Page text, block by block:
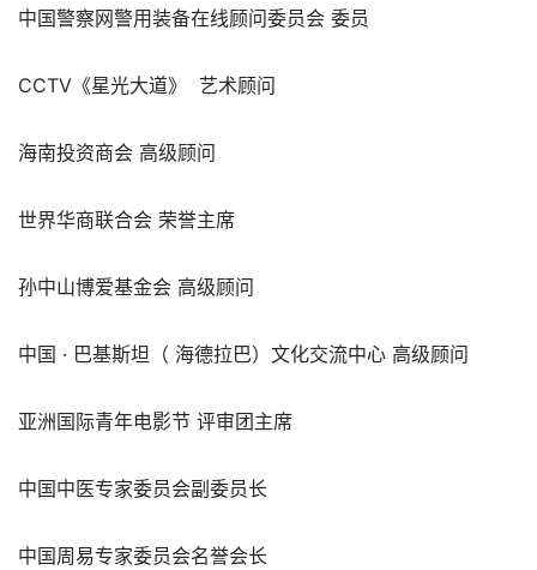
中国警察网警用装备在线顾问委员会 委员
CCTV《星光大道》  艺术顾问
海南投资商会 高级顾问
世界华商联合会 荣誉主席
孙中山博爱基金会 高级顾问
中国 · 巴基斯坦（ 海德拉巴）文化交流中心 高级顾问
亚洲国际青年电影节 评审团主席
中国中医专家委员会副委员长
中国周易专家委员会名誉会长